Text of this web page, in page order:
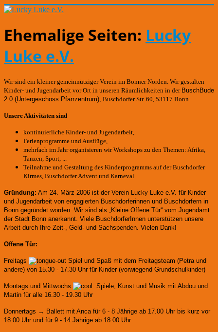
Ehemalige Seiten: Lucky
Luke e.V.
Wir sind ein kleiner gemeinnütziger Verein im Bonner Norden. Wir gestalten
Kinder- und Jugendarbeit vor Ort in unseren Räumlichkeiten in der BuschBude
2.0 (Untergeschoss Pfarrzentrum) Buschdorfer Str. 60, 53117 Bonn.
Unsere Aktivitäten sind
kontinuierliche Kinder- und Jugendarbeit,
Ferienprogramme und Ausflüge,
mehrfach im Jahr organisieren wir Workshops zu den Themen: Afrika,
Tanzen, Sport, ...
Teilnahme und Gestaltung des Kinderprogramms auf der Buschdorfer
Kirmes, Buschdorfer Advent und Karneval
Gründung: Am 24. März 2006 ist der Verein Lucky Luke e.V. für Kinder
und Jugendarbeit von engagierten Buschdorferinnen und Buschdorfern in
Bonn gegründet worden. Wir sind als „Kleine Offene Tür“ vom Jugendamt
der Stadt Bonn anerkannt. Viele BuschdorferInnen unterstützen unsere
Arbeit durch Ihre Zeit-, Geld- und Sachspenden. Vielen Dank!
Offene Tür:
Freitags
Spiel und Spaß mit dem Freitagsteam (Petra und
andere) von 15.30 - 17.30 Uhr für Kinder (vorwiegend Grundschulkinder)
Montags und Mittwochs
Spiele, Kunst und Musik mit Abdou und
Martin für alle 16.30 - 19.30 Uhr
Donnertags → Ballett mit Anca für 6 - 8 Jährige ab 17.00 Uhr bis kurz vor
18.00 Uhr und für 9 - 14 Jährige ab 18.00 Uhr